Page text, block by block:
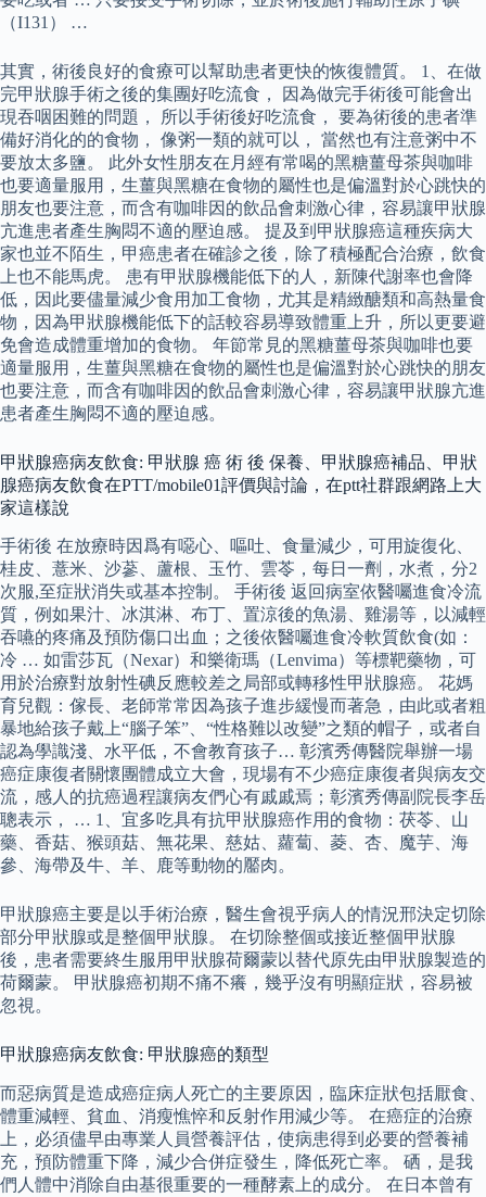
（I131） …
其實，術後良好的食療可以幫助患者更快的恢復體質。 1、在做
完甲狀腺手術之後的集團好吃流食， 因為做完手術後可能會出
現吞咽困難的問題， 所以手術後好吃流食， 要為術後的患者準
備好消化的的食物， 像粥一類的就可以， 當然也有注意粥中不
要放太多鹽。 此外女性朋友在月經有常喝的黑糖薑母茶與咖啡
也要適量服用，生薑與黑糖在食物的屬性也是偏溫對於心跳快的
朋友也要注意，而含有咖啡因的飲品會刺激心律，容易讓甲狀腺
亢進患者產生胸悶不適的壓迫感。 提及到甲狀腺癌這種疾病大
家也並不陌生，甲癌患者在確診之後，除了積極配合治療，飲食
上也不能馬虎。 患有甲狀腺機能低下的人，新陳代謝率也會降
低，因此要儘量減少食用加工食物，尤其是精緻醣類和高熱量食
物，因為甲狀腺機能低下的話較容易導致體重上升，所以更要避
免會造成體重增加的食物。 年節常見的黑糖薑母茶與咖啡也要
適量服用，生薑與黑糖在食物的屬性也是偏溫對於心跳快的朋友
也要注意，而含有咖啡因的飲品會刺激心律，容易讓甲狀腺亢進
患者產生胸悶不適的壓迫感。
甲狀腺癌病友飲食: 甲狀腺 癌 術 後 保養、甲狀腺癌補品、甲狀
腺癌病友飲食在PTT/mobile01評價與討論，在ptt社群跟網路上大
家這樣說
手術後 在放療時因爲有噁心、嘔吐、食量減少，可用旋復化、
桂皮、薏米、沙蔘、蘆根、玉竹、雲苓，每日一劑，水煮，分2
次服,至症狀消失或基本控制。 手術後 返回病室依醫囑進食冷流
質，例如果汁、冰淇淋、布丁、置涼後的魚湯、雞湯等，以減輕
吞嚥的疼痛及預防傷口出血；之後依醫囑進食冷軟質飲食(如：
冷 … 如雷莎瓦（Nexar）和樂衛瑪（Lenvima）等標靶藥物，可
用於治療對放射性碘反應較差之局部或轉移性甲狀腺癌。 花媽
育兒觀：傢長、老師常常因為孩子進步緩慢而著急，由此或者粗
暴地給孩子戴上“腦子笨”、“性格難以改變”之類的帽子，或者自
認為學識淺、水平低，不會教育孩子… 彰濱秀傳醫院舉辦一場
癌症康復者關懷團體成立大會，現場有不少癌症康復者與病友交
流，感人的抗癌過程讓病友們心有戚戚焉；彰濱秀傳副院長李岳
聰表示， … 1、宜多吃具有抗甲狀腺癌作用的食物：茯苓、山
藥、香菇、猴頭菇、無花果、慈姑、蘿蔔、菱、杏、魔芋、海
參、海帶及牛、羊、鹿等動物的靨肉。
甲狀腺癌主要是以手術治療，醫生會視乎病人的情況邢決定切除
部分甲狀腺或是整個甲狀腺。 在切除整個或接近整個甲狀腺
後，患者需要終生服用甲狀腺荷爾蒙以替代原先由甲狀腺製造的
荷爾蒙。 甲狀腺癌初期不痛不癢，幾乎沒有明顯症狀，容易被
忽視。
甲狀腺癌病友飲食: 甲狀腺癌的類型
而惡病質是造成癌症病人死亡的主要原因，臨床症狀包括厭食、
體重減輕、貧血、消瘦憔悴和反射作用減少等。 在癌症的治療
上，必須儘早由專業人員營養評估，使病患得到必要的營養補
充，預防體重下降，減少合併症發生，降低死亡率。 硒，是我
們人體中消除自由基很重要的一種酵素上的成分。 在日本曾有